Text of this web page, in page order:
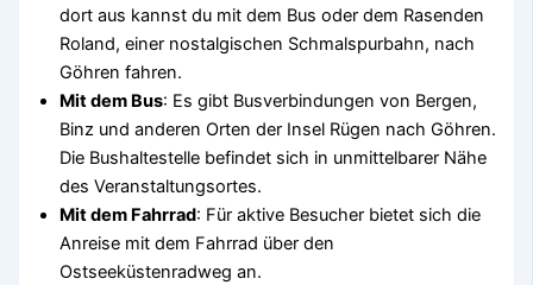
dort aus kannst du mit dem Bus oder dem Rasenden
Roland, einer nostalgischen Schmalspurbahn, nach
Göhren fahren.
Mit dem Bus: Es gibt Busverbindungen von Bergen,
Binz und anderen Orten der Insel Rügen nach Göhren.
Die Bushaltestelle befindet sich in unmittelbarer Nähe
des Veranstaltungsortes.
Mit dem Fahrrad: Für aktive Besucher bietet sich die
Anreise mit dem Fahrrad über den
Ostseeküstenradweg an.